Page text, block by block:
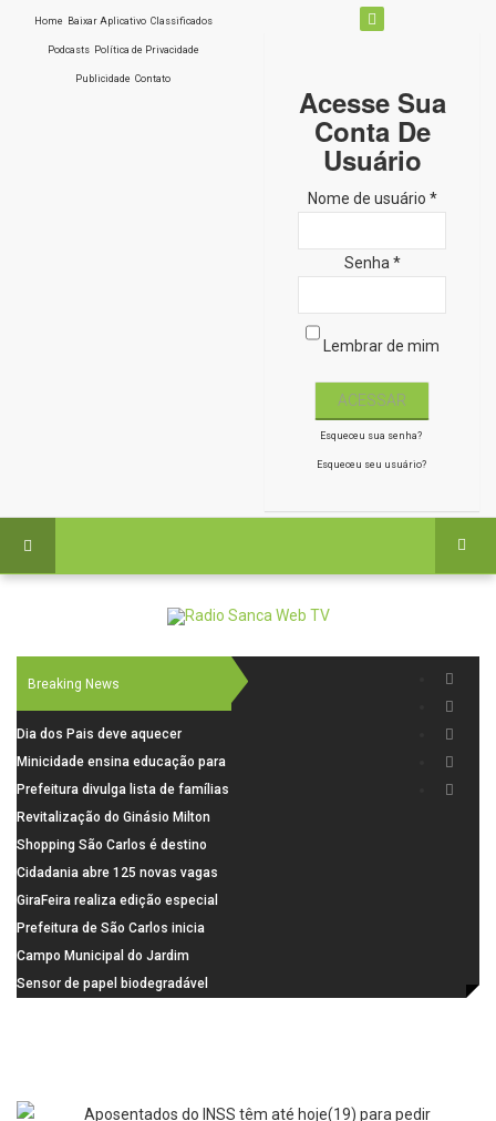
Home Baixar Aplicativo Classificados
Podcasts Política de Privacidade
Publicidade Contato
Acesse Sua
Conta De
Usuário
Nome de usuário *
Senha *
Lembrar de mim
Esqueceu sua senha?
Esqueceu seu usuário?
Breaking News
Dia dos Pais deve aquecer
comércio de São Carlos com
renda em alta e maior circulação
de consumidores
Minicidade ensina educação para
o trânsito a 264 crianças da rede
municipal
Prefeitura divulga lista de famílias
pré-selecionadas pela Caixa para
o Residencial Santa Felícia
Revitalização do Ginásio Milton
Olaio filho avança com obras de
recuperação
Shopping São Carlos é destino
para celebrar o Dia dos Pais com
presentes, gastronomia e lazer
Cidadania abre 125 novas vagas
para oficinas de convivência
GiraFeira realiza edição especial
de Dia dos Pais neste domingo (9)
na Praça dos Advogados
Prefeitura de São Carlos inicia
instalação de ovitrampas para
monitoramento de arboviroses
Campo Municipal do Jardim
Cruzado recebe nova iluminação e
Sensor de papel biodegradável